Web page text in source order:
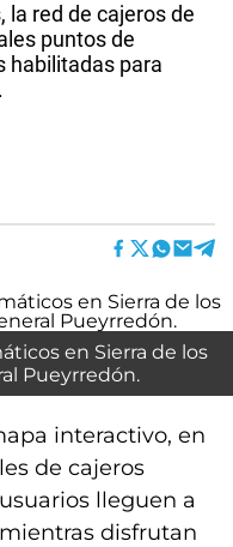
la red de cajeros de
puntos de
habilitadas para
en Sierra de los
Pueyrredón.
interactivo, en
de cajeros
lleguen a
disfrutan